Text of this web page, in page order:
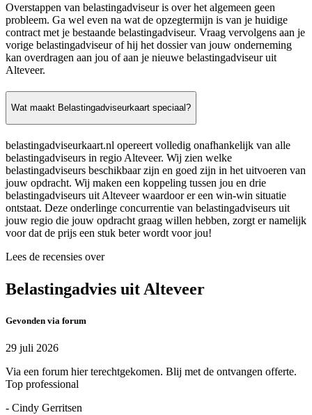
Overstappen van belastingadviseur is over het algemeen geen
probleem. Ga wel even na wat de opzegtermijn is van je huidige
contract met je bestaande belastingadviseur. Vraag vervolgens aan je
vorige belastingadviseur of hij het dossier van jouw onderneming
kan overdragen aan jou of aan je nieuwe belastingadviseur uit
Alteveer.
Wat maakt Belastingadviseurkaart speciaal?
belastingadviseurkaart.nl opereert volledig onafhankelijk van alle
belastingadviseurs in regio Alteveer. Wij zien welke
belastingadviseurs beschikbaar zijn en goed zijn in het uitvoeren van
jouw opdracht. Wij maken een koppeling tussen jou en drie
belastingadviseurs uit Alteveer waardoor er een win-win situatie
ontstaat. Deze onderlinge concurrentie van belastingadviseurs uit
jouw regio die jouw opdracht graag willen hebben, zorgt er namelijk
voor dat de prijs een stuk beter wordt voor jou!
Lees de recensies over
Belastingadvies uit Alteveer
Gevonden via forum
29 juli 2026
Via een forum hier terechtgekomen. Blij met de ontvangen offerte.
Top professional
- Cindy Gerritsen